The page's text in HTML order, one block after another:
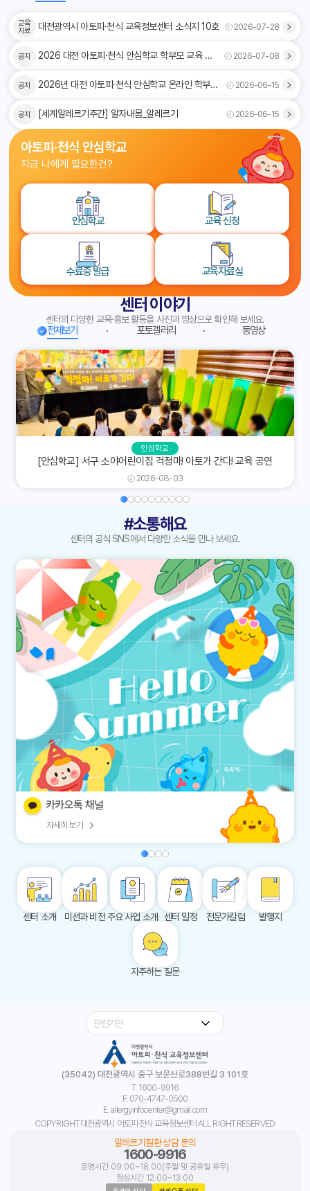
교육
자료
대전광역시 아토피·천식 교육정보센터 소식지 10호 2026-07-28
공지
2026 대전 아토피·천식 안심학교 학부모 교육 후
2026-07-08
공지
2026년 대전 아토피·천식 안심학교 온라인 학부모
2026-06-15
공지 [세계알레르기주간] 알자내몸_알레르기 2026-06-15
아토피·천식 안심학교
지금 나에게 필요한건?
안심학교 교육 신청
수료증 발급 교육자료실
센터 이야기
센터의 다양한 교육·홍보 활동을 사진과 영상으로 확인해 보세요.
전체보기 포토갤러리 동영상
안심학교
[안심학교] 서구 소야어린이집 걱정마! 아토가 간다! 교육 공연
2026-08-03
#소통해요
센터의 공식 SNS에서 다양한 소식을 만나 보세요.
카카오톡 채널
자세히 보기
센터 소개 미션과 비전 주요 사업 소개 센터 일정 전문가칼럼 발행지
자주하는 질문
(35042) 대전광역시 중구 보문산로388번길 3 101호
T. 1600-9916
F. 070-4747-0500
E. allergyinfocenter@gmail.com
COPYRIGHT 대전광역시 아토피·천식 교육정보센터 ALL RIGHT RESERVED.
알레르기질환 상담 문의
1600-9916
운영시간 09:00~18:00(주말 및 공휴일 휴무)
점심시간 12:00~13:00